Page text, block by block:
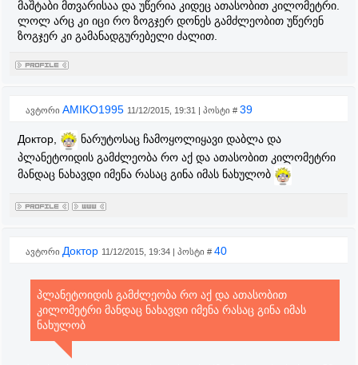
მაშტაბი მთვარისაა და უწერია კიდეც ათასობით კილომეტრი.
ლოლ არც კი იცი რო ზოგჯერ დონეს გამძლეობით უწერენ
ზოგჯერ კი გამანადგურებელი ძალით.
ავტორი AMIKO1995 11/12/2015, 19:31 | პოსტი # 39
Доктор,
ნარუტოსაც ჩამოყოლიყავი დაბლა და
პლანეტოიდის გამძლეობა რო აქ და ათასობით კილომეტრი
მანდაც ნახავდი იმენა რასაც გინა იმას ნახულობ
ავტორი Доктор 11/12/2015, 19:34 | პოსტი # 40
პლანეტოიდის გამძლეობა რო აქ და ათასობით
კილომეტრი მანდაც ნახავდი იმენა რასაც გინა იმას
ნახულობ